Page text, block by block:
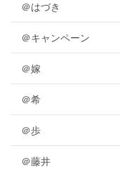
＠はづき
＠キャンペーン
＠嫁
＠希
＠歩
＠藤井